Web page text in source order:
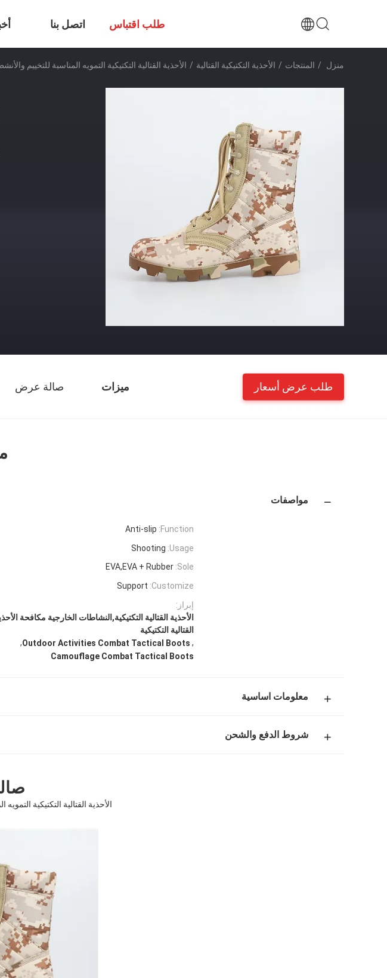
اتصل بنا طلب اقتباس
منزل / المنتجات / الأحذية التكتيكية القتالية / الأحذية القتالية التكتيكية التمويه المناسبة للتخييم
ميزات صالة عرض طلب عرض أسعار
مواصفات
Function:
Anti-slip
Usage:
Shooting
Sole:
EVA,EVA + Rubber
Customize:
Support
إبراز:
الأحذية القتالية التكتيكية,النشاطات الخارجية مكافحة
القتالية التكتيكية
,
Outdoor Activities Combat Tactical Boots
,
Camouflage Combat Tactical Boots
معلومات اساسية
شروط الدفع والشحن
الأحذية القتالية التكتيكية